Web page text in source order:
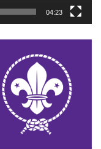
04:23